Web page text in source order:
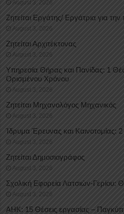
August 3, 2026
Ζητείται Εργάτης/ Εργάτρια για
August 3, 2026
Ζητείται Αρχιτέκτονας
August 3, 2026
Υπηρεσία Θήρας και Πανίδας: 1
Oρισμένου Xρόνου
August 3, 2026
Ζητείται Μηχανολόγος Μηχανικός
August 3, 2026
Ίδρυμα Έρευνας και Καινοτομίας:
August 3, 2026
Ζητείται Δημοσιογράφος
August 3, 2026
Σχολική Εφορεία Λατσιών-Γερίου:
August 3, 2026
ΑΗΚ: 15 Θέσεις εργασίας –